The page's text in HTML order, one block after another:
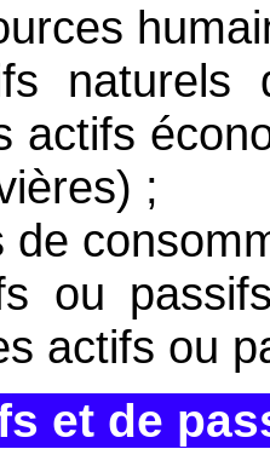
naturels
actifs
;
de
ou
actifs ou
et de